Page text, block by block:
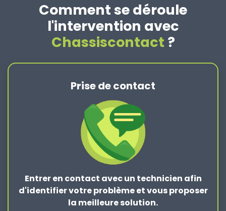
Comment se déroule
l'intervention avec
Chassiscontact ?
Prise de contact
Entrer en contact avec un technicien afin
d'identifier votre problème et vous proposer
la meilleure solution.